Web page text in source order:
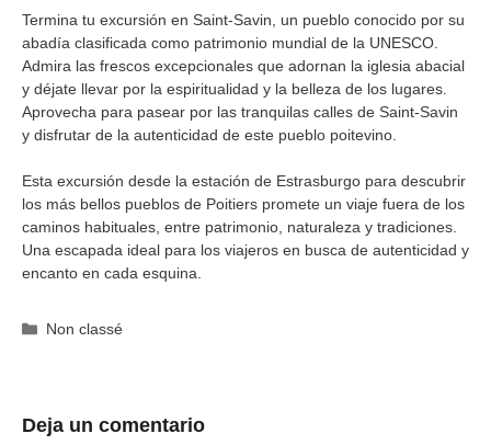
Termina tu excursión en Saint-Savin, un pueblo conocido por su
abadía clasificada como patrimonio mundial de la UNESCO.
Admira las frescos excepcionales que adornan la iglesia abacial
y déjate llevar por la espiritualidad y la belleza de los lugares.
Aprovecha para pasear por las tranquilas calles de Saint-Savin
y disfrutar de la autenticidad de este pueblo poitevino.
Esta excursión desde la estación de Estrasburgo para descubrir
los más bellos pueblos de Poitiers promete un viaje fuera de los
caminos habituales, entre patrimonio, naturaleza y tradiciones.
Una escapada ideal para los viajeros en busca de autenticidad y
encanto en cada esquina.
Categorías
Non classé
Deja un comentario